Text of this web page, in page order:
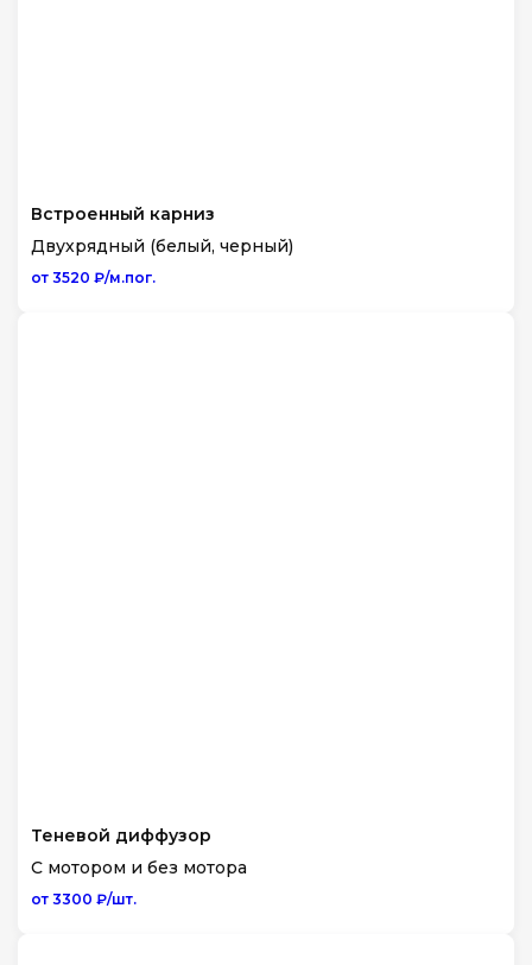
Встроенный карниз
Двухрядный (белый, черный)
от 3520 ₽/м.пог.
Теневой диффузор
С мотором и без мотора
от 3300 ₽/шт.